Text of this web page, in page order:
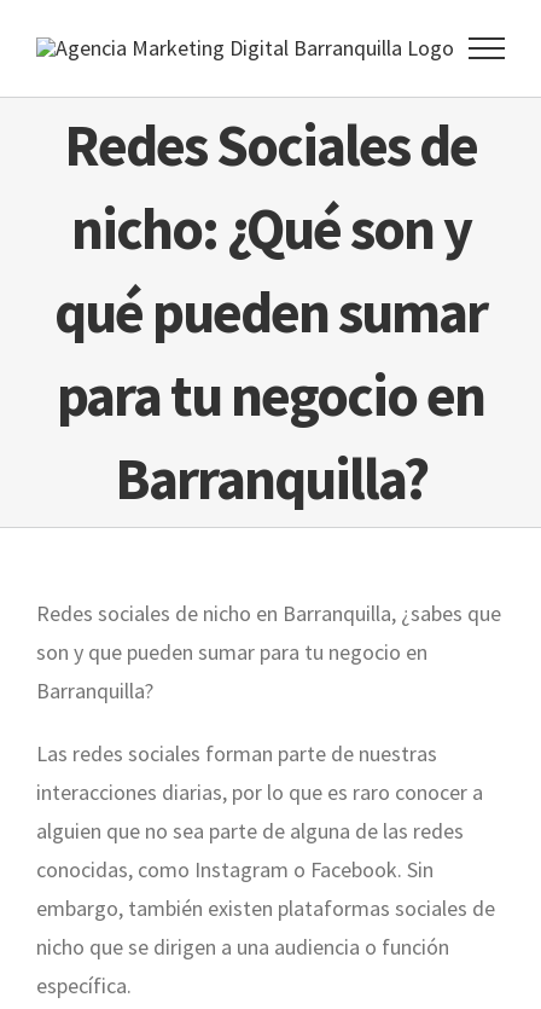
content
Redes Sociales de
nicho: ¿Qué son y
qué pueden sumar
para tu negocio en
Barranquilla?
Redes sociales de nicho en Barranquilla, ¿sabes que
son y que pueden sumar para tu negocio en
Barranquilla?
Las redes sociales forman parte de nuestras
interacciones diarias, por lo que es raro conocer a
alguien que no sea parte de alguna de las redes
conocidas, como Instagram o Facebook. Sin
embargo, también existen plataformas sociales de
nicho que se dirigen a una audiencia o función
específica.